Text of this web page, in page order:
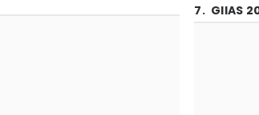
7. GIIAS